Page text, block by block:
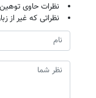
نظرات حاوی
نظراتی که غیر از